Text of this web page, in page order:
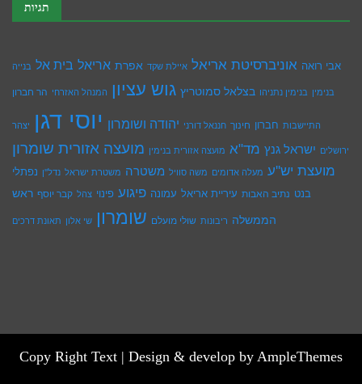
תגיות
אבי רואה אוניברסיטת אריאל איילת שקד אפרת אריאל בית אל בנייה
בנימין בנימין נתניהו בצלאל סמוטריץ גוש עציון המנהל האזרחי הר חברון
התיישבות חברון חינוך חננאל דורני יהודה ושומרון יוסי דגן יצהר
ירושלים ישראל גנץ מד"א מועצה אזורית בנימין מועצה אזורית שומרון
מועצת יש''ע מעלה אדומים משה סוויל משטרה משטרת ישראל נדל''ן נפתלי
בנט נתיב האבות עיריית אריאל עמונה פיגוע פינוי צהל קבר יוסף ראש
הממשלה ריבונות שולי מועלם שומרון שי אלון תאונת דרכים
Copy Right Text | Design & develop by AmpleThemes